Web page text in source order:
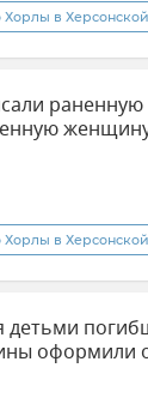
Хорлы в
Теракт
Атаки ВСУ
Новости
раненную
Хорлы в
Крым
Новости
детьми
оформили